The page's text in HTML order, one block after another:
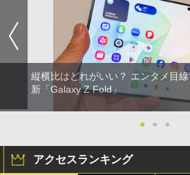
縦横比はどれがいい？ エンタメ目
新「Galaxy Z Fold」
● ● ●
アクセスランキング